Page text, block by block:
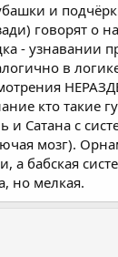
и
говорят о
- узнавании
в
кто такие
и Сатана с
мозг).
а бабская
но мелкая.